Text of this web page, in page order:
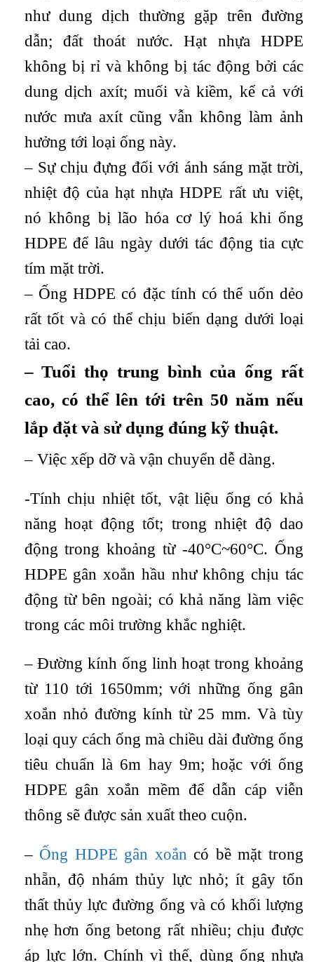
như dung dịch thường gặp trên đường
dẫn; đất thoát nước. Hạt nhựa HDPE
không bị rỉ và không bị tác động bởi các
dung dịch axít; muối và kiềm, kể cả với
nước mưa axít cũng vẫn không làm ảnh
hưởng tới loại ống này.
– Sự chịu đựng đối với ánh sáng mặt trời,
nhiệt độ của hạt nhựa HDPE rất ưu việt,
nó không bị lão hóa cơ lý hoá khi ống
HDPE để lâu ngày dưới tác động tia cực
tím mặt trời.
– Ống HDPE có đặc tính có thể uốn dẻo
rất tốt và có thể chịu biến dạng dưới loại
tải cao.
– Tuổi thọ trung bình của ống rất
cao, có thể lên tới trên 50 năm nếu
lắp đặt và sử dụng đúng kỹ thuật.
– Việc xếp dỡ và vận chuyển dễ dàng.
-Tính chịu nhiệt tốt, vật liệu ống có khả
năng hoạt động tốt; trong nhiệt độ dao
động trong khoảng từ -40°C~60°C. Ống
HDPE gân xoắn hầu như không chịu tác
động từ bên ngoài; có khả năng làm việc
trong các môi trường khắc nghiệt.
– Đường kính ống linh hoạt trong khoảng
từ 110 tới 1650mm; với những ống gân
xoắn nhỏ đường kính từ 25 mm. Và tùy
loại quy cách ống mà chiều dài đường ống
tiêu chuẩn là 6m hay 9m; hoặc với ống
HDPE gân xoắn mềm để dẫn cáp viễn
thông sẽ được sản xuất theo cuộn.
– Ống HDPE gân xoắn có bề mặt trong
nhẵn, độ nhám thủy lực nhỏ; ít gây tổn
thất thủy lực đường ống và có khối lượng
nhẹ hơn ống betong rất nhiều; chịu được
áp lực lớn. Chính vì thế, dùng ống nhựa